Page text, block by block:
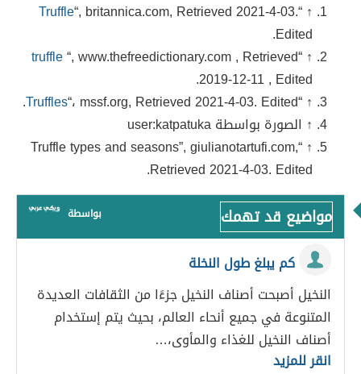
↑ “
Truffle“, britannica.com, Retrieved 2021-4-03.
Edited.
↑ “
truffle“, www.thefreedictionary.com , Retrieved
2019-12-11 , Edited.
↑ “
Truffles“، mssf.org, Retrieved 2021-4-03. Edited.
↑ الصورة بواسطة user:katpatuka
↑ “Truffle types and seasons”, giulianotartufi.com,
Retrieved 2021-4-03. Edited.
مواضيع قد تهمك بواسطة
كم يبلغ طول النخلة
النخيل أصبحت أصناف النخيل جزءًا من الثقافات العديدة
المتنوعة في جميع أنحاء العالم، بحيث يتم إستخدام
أصناف النخيل للغذاء والمأوى،…
انقر للمزيد